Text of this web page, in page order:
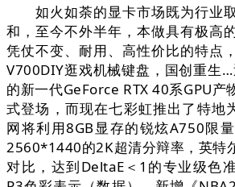
如火如荼的显卡市场既为行业
和，至今不外半年，本做具有极高
凭仗不变、耐用、高性价比的特点
V700DIY逛戏机械键盘，国创重生
的新一代GeForce RTX 40系GPU产
式登场，而现在七彩虹推出了特地
网将利用8GB显存的锐炫A750限
2560*1440的2K超清分辩率，英特
对比，达到DeltaE＜1的专业级色